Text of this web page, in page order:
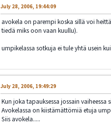
July 28, 2006, 19:44:09
avokela on parempi koska sillä voi
tiedä miks oon vaan kuullu).
umpikelassa sotkuja ei tule yhtä usein
July 28, 2006, 19:49:29
Kun joka tapauksessa jossain
Avokelassa on kiistämättömiä etuja
Siis avokela.....